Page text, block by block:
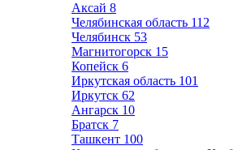
Аксай 8
Челябинская область 112
Челябинск 53
Магнитогорск 15
Копейск 6
Иркутская область 101
Иркутск 62
Ангарск 10
Братск 7
Ташкент 100